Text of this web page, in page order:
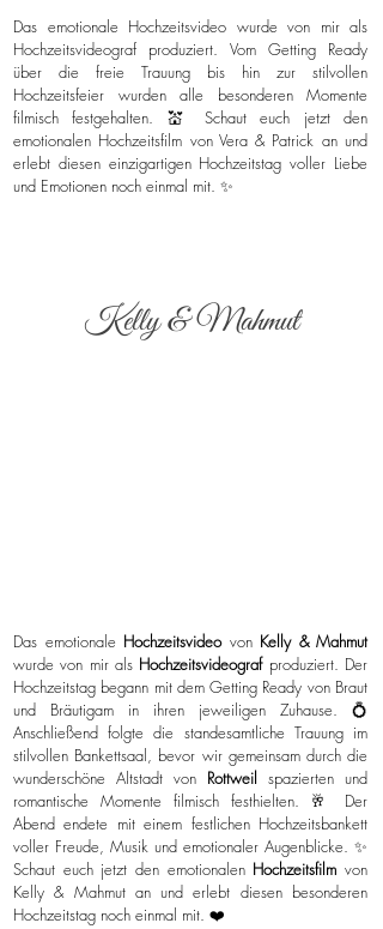
Das emotionale Hochzeitsvideo wurde von mir als
Hochzeitsvideograf produziert. Vom Getting Ready
über die freie Trauung bis hin zur stilvollen
Hochzeitsfeier wurden alle besonderen Momente
filmisch festgehalten. 💒 Schaut euch jetzt den
emotionalen Hochzeitsfilm von Vera & Patrick an und
erlebt diesen einzigartigen Hochzeitstag voller Liebe
und Emotionen noch einmal mit. ✨
Kelly & Mahmut
Das emotionale Hochzeitsvideovon Kelly & Mahmut
wurde von mir als Hochzeitsvideograf produziert. Der
Hochzeitstag begann mit dem Getting Ready von Braut
und Bräutigam in ihren jeweiligen Zuhause. 💍
Anschließend folgte die standesamtliche Trauung im
stilvollen Bankettsaal, bevor wir gemeinsam durch die
wunderschöne Altstadt von Rottweil spazierten und
romantische Momente filmisch festhielten. 🥂 Der
Abend endete mit einem festlichen Hochzeitsbankett
voller Freude, Musik und emotionaler Augenblicke. ✨
Schaut euch jetzt den emotionalen Hochzeitsfilmvon
Kelly & Mahmut an und erlebt diesen besonderen
Hochzeitstag noch einmal mit. ❤️